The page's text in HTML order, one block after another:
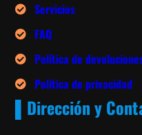
Servicios
FAQ
Política de
Política de privacidad
▌Dirección y